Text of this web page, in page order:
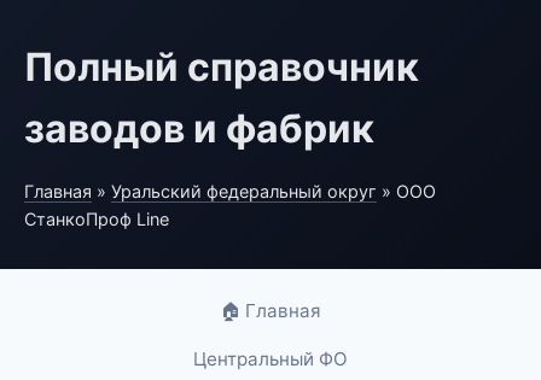
Полный справочник
заводов и фабрик
Главная » Уральский федеральный округ » ООО
СтанкоПроф Line
🏠 Главная
Центральный ФО